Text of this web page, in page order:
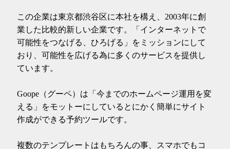
この企業は東京都渋谷区に本社を構え、2003年に創
業した比較的新しい企業です。「インターネットで
可能性をつなげる、ひろげる」をミッションにして
おり、可能性を広げる為に多くのサービスを提供し
ています。
Goope（グーペ）は「今までのホームページ運用を変
える」をモットーにしているとにかく簡単にサイト
作成ができる予約ツールです。
複数のテンプレートはもちろんの事、スマホでもコ